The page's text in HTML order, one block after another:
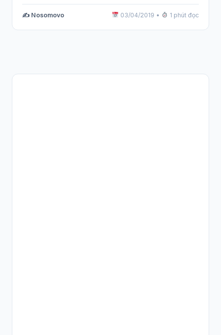
✍️ Nosomovo 03/04/2019 • 1 phút đọc